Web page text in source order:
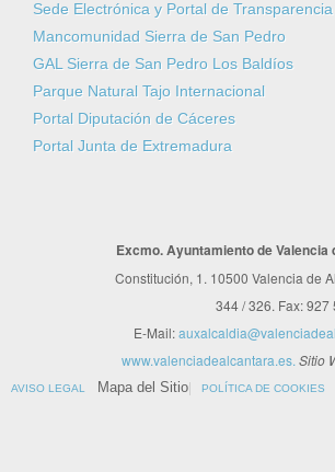
Sede Electrónica y Portal de Transparencia
Mancomunidad Sierra de San Pedro
GAL Sierra de San Pedro Los Baldíos
Parque Natural Tajo Internacional
Portal Diputación de Cáceres
Portal Junta de Extremadura
Excmo. Ayuntamiento de Valencia
Constitución, 1. 10500 Valencia de
344 / 326. Fax: 927
E-Mail:
www.valenciadealcantara.es. Sitio
AVISO LEGAL Mapa del Sitio POLÍTICA DE COOKIES